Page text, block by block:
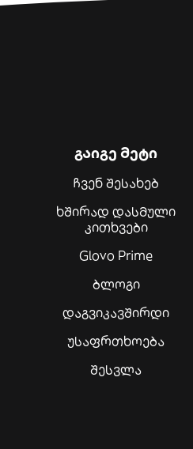
გაიგე მეტი
ჩვენ შესახებ
ხშირად დასმული
კითხვები
Glovo Prime
ბლოგი
დაგვიკავშირდი
უსაფრთხოება
შესვლა